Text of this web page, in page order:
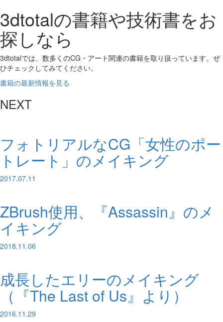
3dtotalの書籍や技術書をお
探しなら
3dtotalでは、数多くのCG・アート関連の書籍を取り扱っています。ぜ
ひチェックしてみてください。
書籍の最新情報を見る
NEXT
フォトリアルなCG「女性のポー
トレート」のメイキング
2017.07.11
ZBrush使用、『Assassin』のメ
イキング
2018.11.06
成長したエリーのメイキング
（『The Last of Us』より）
2016.11.29